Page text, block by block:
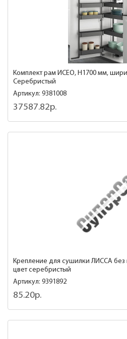
Комплект рам ИСЕО, H1700 мм,
Серебристый
Артикул: 9381008
37587.82р.
Крепление для сушилки ЛИССА без
цвет серебристый
Артикул: 9391892
85.20р.